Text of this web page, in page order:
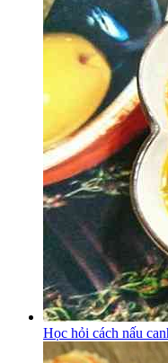
Học hỏi cách nấu